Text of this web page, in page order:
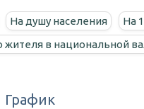
На душу населения На
жителя в национальной
График